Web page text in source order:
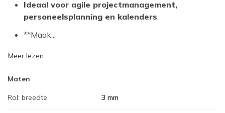
Ideaal voor agile projectmanagement,
personeelsplanning en kalenders.
**Maak...
Meer lezen...
Maten
Rol: breedte 3 mm